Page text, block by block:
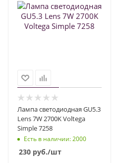
Лампа светодиодная GU5.3
Lens 7W 2700K Voltega
Simple 7258
Есть в наличии: 2000
230руб./шт